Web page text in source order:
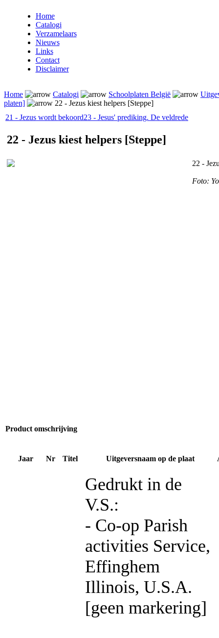
Home
Catalogi
Verzamelaars
Nieuws
Links
Contact
Disclaimer
Home Catalogi Schoolplaten België
platen]
22 - Jezus kiest helpers [Steppe]
21 - Jezus wordt bekoord23 - Jesus' prediking. De veldrede
22 - Jezus kiest helpers [Steppe]
22 -
Foto:
Product omschrijving
Jaar Nr Titel Uitgeversnaam op de plaat
Gedrukt in de
V.S.:
- Co-op Parish
activities Service,
Effinghem
Illinois, U.S.A.
[geen markering]